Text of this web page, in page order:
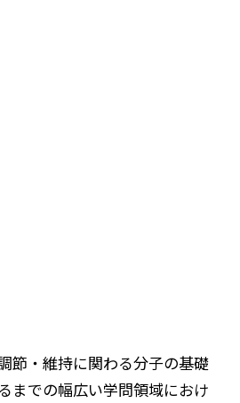
節・維持に関わる分子の基礎
までの幅広い学問領域におけ